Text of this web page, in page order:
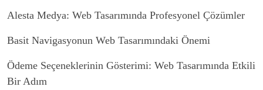
Alesta Medya: Web Tasarımında Profesyonel Çözümler
Basit Navigasyonun Web Tasarımındaki Önemi
Ödeme Seçeneklerinin Gösterimi: Web Tasarımında Etkili
Bir Adım